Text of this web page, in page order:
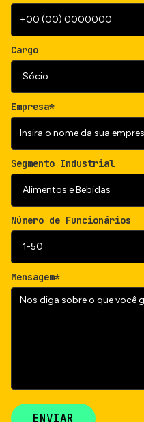
Cargo
Empresa*
Segmento Industrial
Número de Funcionários
Mensagem*